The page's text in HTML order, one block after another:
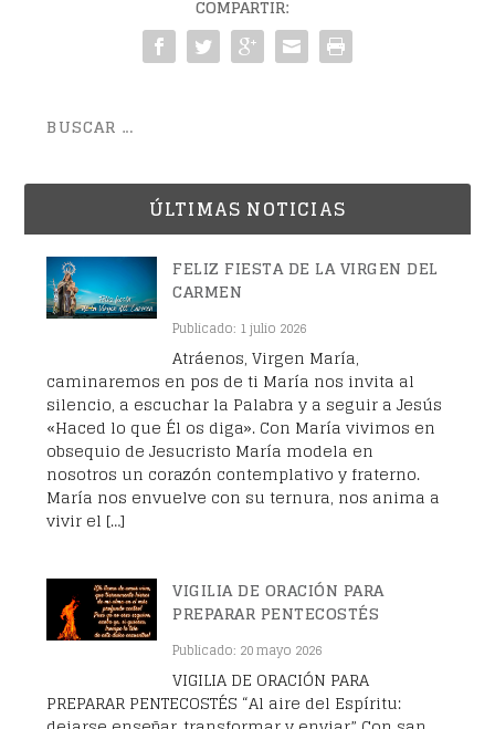
COMPARTIR:
ÚLTIMAS NOTICIAS
FELIZ FIESTA DE LA VIRGEN DEL
CARMEN
Publicado: 1 julio 2026
Atráenos, Virgen María,
caminaremos en pos de ti María nos invita al
silencio, a escuchar la Palabra y a seguir a Jesús
«Haced lo que Él os diga». Con María vivimos en
obsequio de Jesucristo María modela en
nosotros un corazón contemplativo y fraterno.
María nos envuelve con su ternura, nos anima a
vivir el […]
VIGILIA DE ORACIÓN PARA
PREPARAR PENTECOSTÉS
Publicado: 20 mayo 2026
VIGILIA DE ORACIÓN PARA
PREPARAR PENTECOSTÉS “Al aire del Espíritu: